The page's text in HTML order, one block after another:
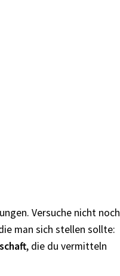
Versuche nicht noch
man sich stellen sollte:
, die du vermitteln